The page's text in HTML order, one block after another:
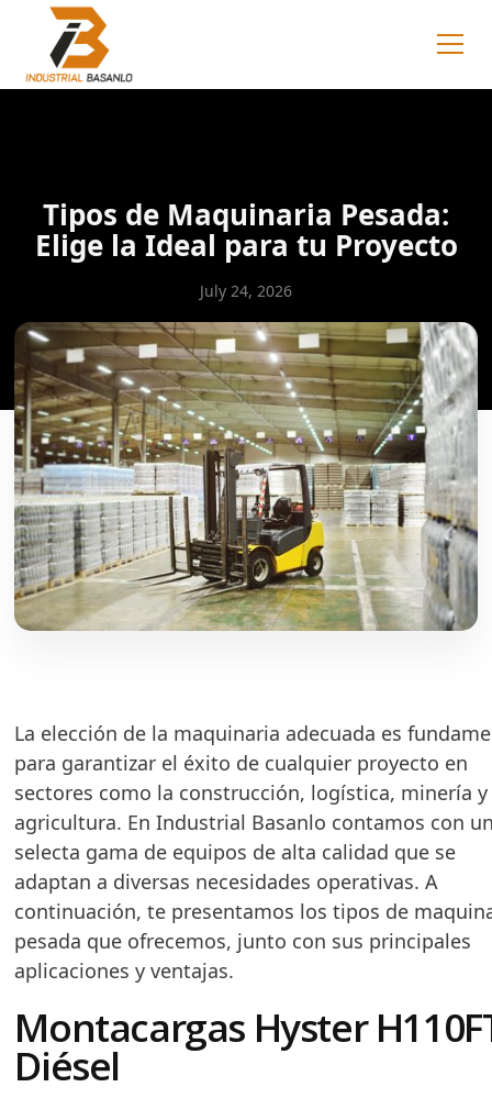
Tipos de Maquinaria Pesada:
Elige la Ideal para tu Proyecto
July 24, 2026
La elección de la maquinaria adecuada es
para garantizar el éxito de cualquier proyecto en
sectores como la construcción, logística, minería y
agricultura. En Industrial Basanlo contamos con
selecta gama de equipos de alta calidad que se
adaptan a diversas necesidades operativas. A
continuación, te presentamos los tipos de
pesada que ofrecemos, junto con sus principales
aplicaciones y ventajas.
Montacargas Hyster
Diésel